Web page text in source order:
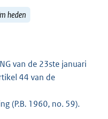
heden
van de 23ste januari
44 van de
(P.B. 1960, no. 59).